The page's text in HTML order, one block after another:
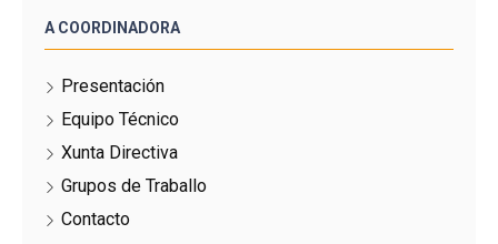
A COORDINADORA
Presentación
Equipo Técnico
Xunta Directiva
Grupos de Traballo
Contacto